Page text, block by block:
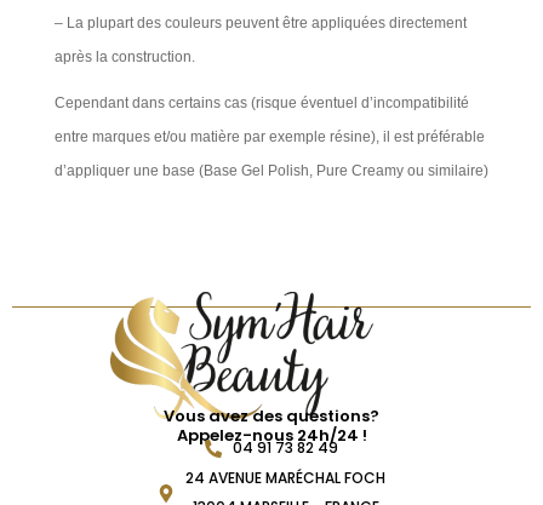
– La plupart des couleurs peuvent être appliquées directement
après la construction.
Cependant dans certains cas (risque éventuel d’incompatibilité
entre marques et/ou matière par exemple résine), il est préférable
d’appliquer une base (Base Gel Polish, Pure Creamy ou similaire)
Vous avez des questions?
Appelez-nous 24h/24 !
04 91 73 82 49
24 AVENUE MARÉCHAL FOCH